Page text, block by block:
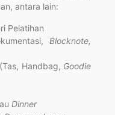
antara lain:
Pelatihan
Blocknote,
Handbag, Goodie
Dinner